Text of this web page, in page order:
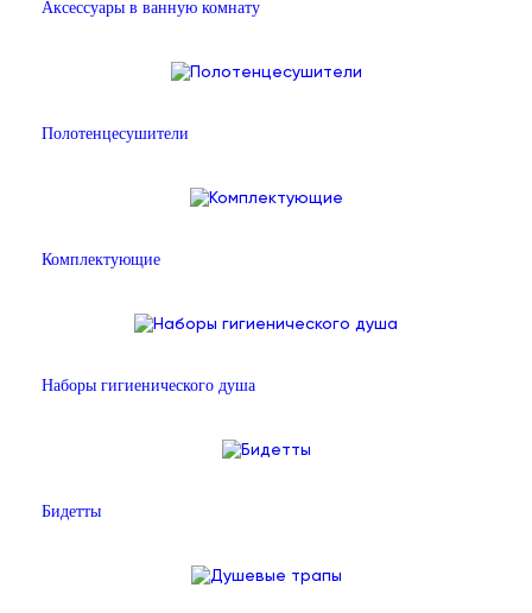
Аксессуары в ванную комнату
Полотенцесушители
Комплектующие
Наборы гигиенического душа
Бидетты